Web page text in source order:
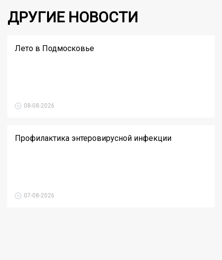
ДРУГИЕ НОВОСТИ
Лето в Подмосковье
08-08-2026
Профилактика энтеровирусной инфекции
07-08-2026